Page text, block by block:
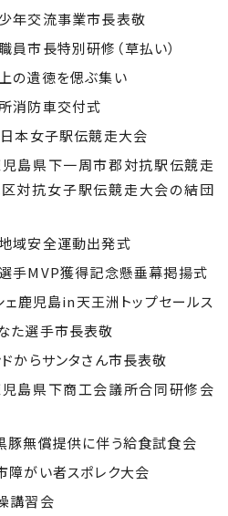
年交流事業市長表敬
市長特別研修（草払い）
の遺徳を偲ぶ集い
消防車交付式
本女子駅伝競走大会
島県下一周市郡対抗駅伝競走
対抗女子駅伝競走大会の結団
域安全運動出発式
手MVP獲得記念懸垂幕掲揚式
鹿児島in天王洲トップセールス
た選手市長表敬
からサンタさん市長表敬
島県下商工会議所合同研修会
無償提供に伴う給食試食会
がい者スポレク大会
講習会